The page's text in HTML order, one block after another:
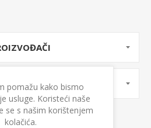
PROIZVODA
pomažu kako bismo
usluge. Koristeći naše
se s našim korištenjem
kolačića.